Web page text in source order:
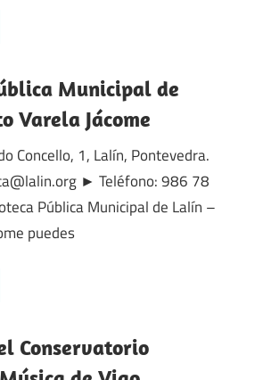
Municipal de
Varela Jácome
Concello, 1, Lalín, Pontevedra.
► Teléfono: 986 78
Pública Municipal de Lalín –
puedes
Conservatorio